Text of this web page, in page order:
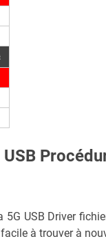
USB Driver
à trouver à